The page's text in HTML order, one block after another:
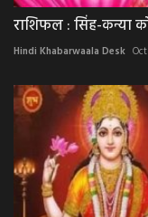
राशिफल : सिंह-कन्या
Hindi Khabarwaala Desk